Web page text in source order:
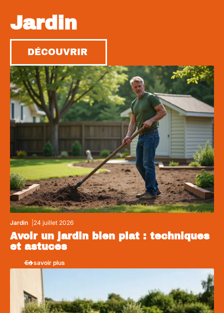
Jardin
DÉCOUVRIR
Jardin 24 juillet 2026
Avoir un jardin bien plat : techniques
et astuces
En savoir plus